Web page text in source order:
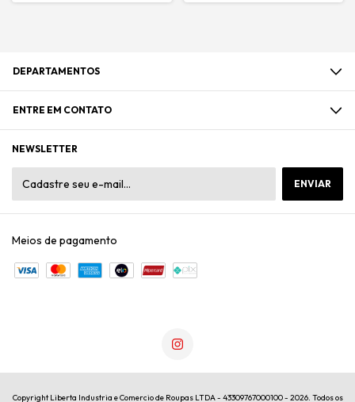
DEPARTAMENTOS
ENTRE EM CONTATO
NEWSLETTER
Meios de pagamento
Copyright Liberta Industria e Comercio de Roupas LTDA - 43309767000100 - 2026. Todos os